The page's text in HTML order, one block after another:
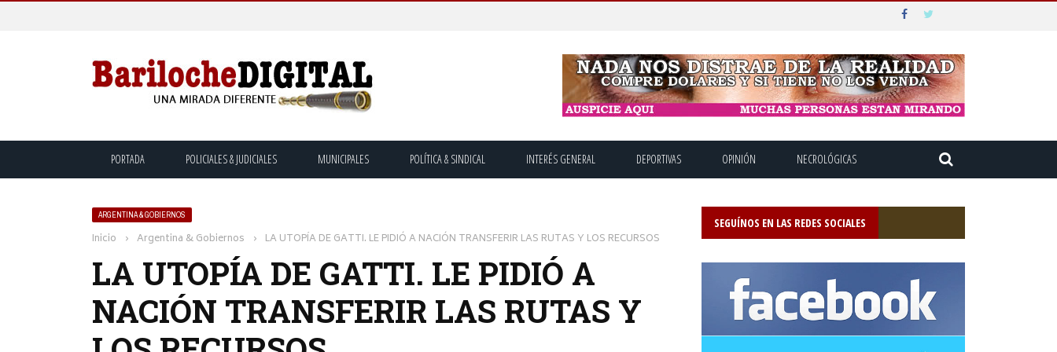
PORTADA POLICIALES & JUDICIALES MUNICIPALES POLÍTICA & SINDICAL INTERÉS GENERAL DEPORTIVAS OPINIÓN NECROLÓGICAS
ARGENTINA & GOBIERNOS
Inicio › Argentina & Gobiernos › LA UTOPÍA DE GATTI. LE PIDIÓ A NACIÓN TRANSFERIR LAS RUTAS Y LOS RECURSOS
LA UTOPÍA DE GATTI. LE PIDIÓ A
NACIÓN TRANSFERIR LAS RUTAS Y
SEGUÍNOS EN LAS REDES SOCIALES